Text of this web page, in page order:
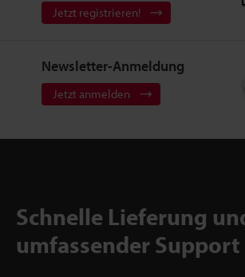
Jetzt registrieren!
Newsletter-Anmeldung
Jetzt anmelden
Schnelle Lieferung
umfassender Support